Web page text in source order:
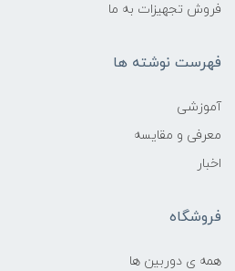
فروش تجهیزات به ما
فهرست نوشته ها
آموزشی
معرفی و مقایسه
اخبار
فروشگاه
همه ی دوربین ها